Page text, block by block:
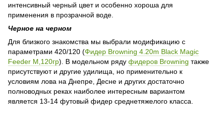
интенсивный черный цвет и особенно хороша для
применения в прозрачной воде.
Черное на черном
Для близкого знакомства мы выбрали модификацию с
параметрами 420/120 (Фидер Browning 4.20m Black Magic
Feeder M,120гр). В модельном ряду фидеров Browning также
присутствуют и другие удилища, но применительно к
условиям лова на Днепре, Десне и других достаточно
полноводных реках наиболее интересным вариантом
является 13-14 футовый фидер среднетяжелого класса.